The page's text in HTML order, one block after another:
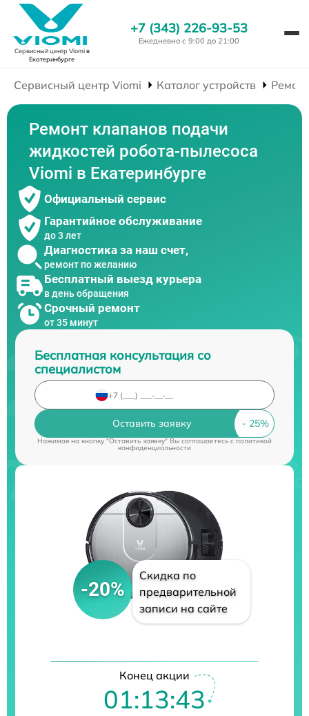
Сервисный центр Viomiв
Екатеринбурге
+7 (343) 226-93-53
Ежедневно с 9:00 до 21:00
Сервисный центр Viomi Каталог устройств
Ремонт клапанов подачи
жидкостей робота-пылесоса
Viomi в Екатеринбурге
Официальный сервис
Гарантийное обслуживание
до 3 лет
Диагностика за наш счет,
ремонт по желанию
Бесплатный выезд курьера
в день обращения
Срочный ремонт
от 35 минут
Бесплатная консультация со
специалистом
Оставить заявку
Нажимая на кнопку "Оставить заявку" Вы соглашаетесь cполитикой
конфиденциальности
-20%
Скидка по
предварительной
записи на сайте
Конец акции
01:13:42